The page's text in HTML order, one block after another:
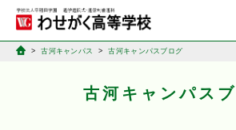
古河キャンパス 古河キャンパスブログ
古河キャンパス